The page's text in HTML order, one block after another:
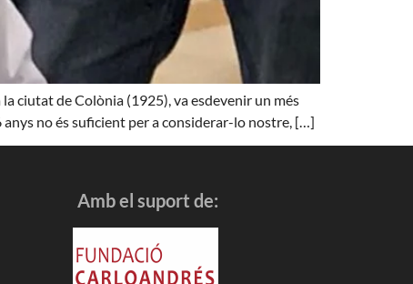
ciutat de Colònia (1925), va esdevenir un més
anys no és suficient per a considerar-lo nostre, […]
Amb el suport de: